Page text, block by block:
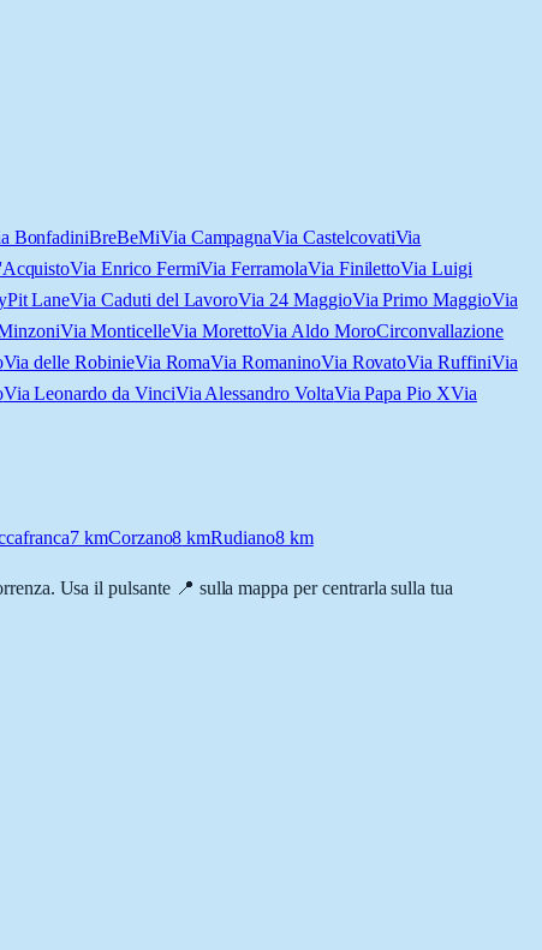
BonfadiniBreBeMiVia CampagnaVia CastelcovatiVia
Via Enrico FermiVia FerramolaVia FinilettoVia Luigi
Pit LaneVia Caduti del LavoroVia 24 MaggioVia Primo MaggioVia
Via MonticelleVia MorettoVia Aldo MoroCirconvallazione
Via delle RobinieVia RomaVia RomaninoVia RovatoVia RuffiniVia
Via Leonardo da VinciVia Alessandro VoltaVia Papa Pio XVia
7kmCorzano8 kmRudiano8km
Usa il pulsante 📍 sulla mappa per centrarla sulla tua